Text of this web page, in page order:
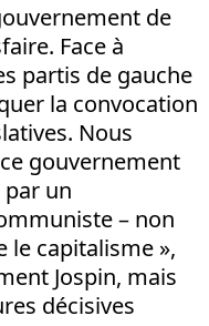
de
Face à
partis de gauche
la convocation
Nous
gouvernement
un
– non
le capitalisme »,
Jospin, mais
décisives